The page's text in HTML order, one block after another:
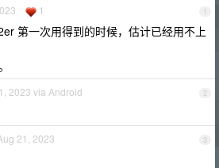
1
1
第一次用得到的时候，估计已经用不上
2
2023 via Android
3
21, 2023